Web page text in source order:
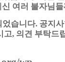
여러 불자님
었습니다. 공지
고, 의견 부탁드